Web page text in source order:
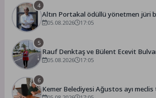
4
Altın Portakal ödüllü yönetmen jüri
05.08.2026 17:05
5
Rauf Denktaş ve Bülent Ecevit
asfaltlanıyor
05.08.2026 17:05
6
Kemer Belediyesi Ağustos ayı meclis